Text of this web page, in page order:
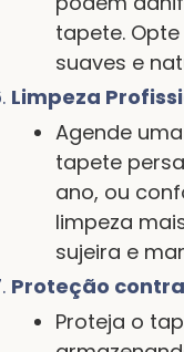
tapete.
suaves e
Limpeza
Agende
tapete
ano, ou
limpeza
sujeira e
Proteção
Proteja o